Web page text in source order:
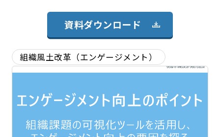
資料ダウンロード
組織風土改革（エンゲージメント）